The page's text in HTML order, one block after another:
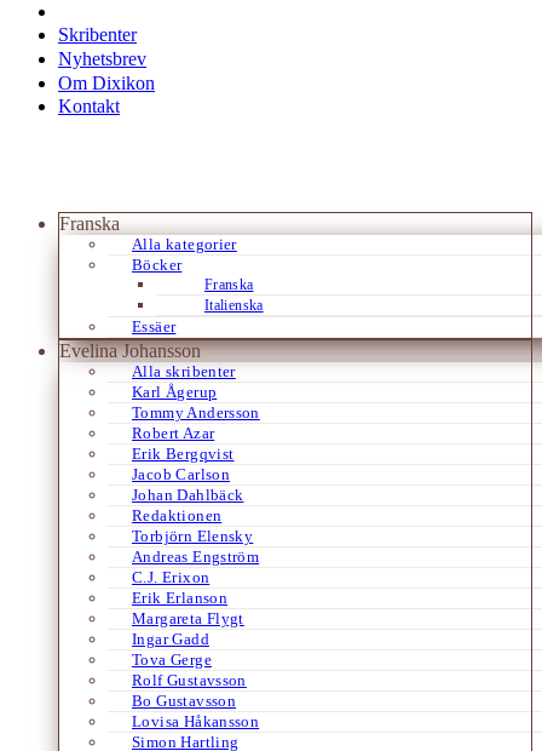
Skribenter
Nyhetsbrev
Om Dixikon
Kontakt
Franska
Alla kategorier
Böcker
Franska
Italienska
Essäer
Evelina Johansson
Alla skribenter
Karl Ågerup
Tommy Andersson
Robert Azar
Erik Bergqvist
Jacob Carlson
Johan Dahlbäck
Redaktionen
Torbjörn Elensky
Andreas Engström
C.J. Erixon
Erik Erlanson
Margareta Flygt
Ingar Gadd
Tova Gerge
Rolf Gustavsson
Bo Gustavsson
Lovisa Håkansson
Simon Hartling